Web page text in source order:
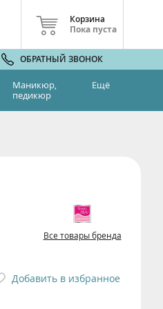
Корзина
Пока пуста
ОБРАТНЫЙ ЗВОНОК
Маникюр,
педикюр
Ещё
Все товары бренда
Добавить в избранное